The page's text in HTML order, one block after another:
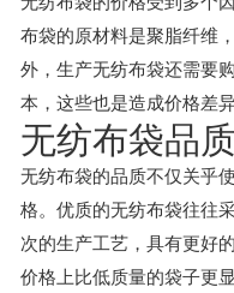
布袋的原材料是聚脂纤维
外，生产无纺布袋还需要
本，这些也是造成价格差异
无纺布袋品
无纺布袋的品质不仅关乎
格。优质的无纺布袋往往
次的生产工艺，具有更好
价格上比低质量的袋子更显